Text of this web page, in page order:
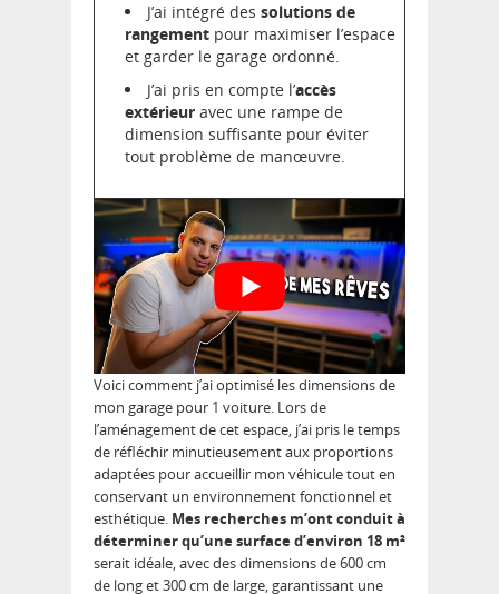
J’ai intégré des solutions de
rangement pour maximiser l’espace
et garder le garage ordonné.
J’ai pris en compte l’accès
extérieur avec une rampe de
dimension suffisante pour éviter
tout problème de manœuvre.
Voici comment j’ai optimisé les dimensions de
mon garage pour 1 voiture. Lors de
l’aménagement de cet espace, j’ai pris le temps
de réfléchir minutieusement aux proportions
adaptées pour accueillir mon véhicule tout en
conservant un environnement fonctionnel et
esthétique. Mes recherches m’ont conduit à
déterminer qu’une surface d’environ 18 m²
serait idéale, avec des dimensions de 600 cm
de long et 300 cm de large, garantissant une